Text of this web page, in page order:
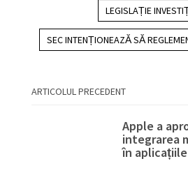
LEGISLAȚIE
SEC INTENȚIONEAZĂ SĂ
ARTICOLUL PRECEDENT
Apple a
integrarea
în